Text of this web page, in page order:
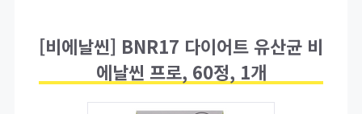
[비에날씬] BNR17 다이어트 유산균 비
에날씬 프로, 60정, 1개